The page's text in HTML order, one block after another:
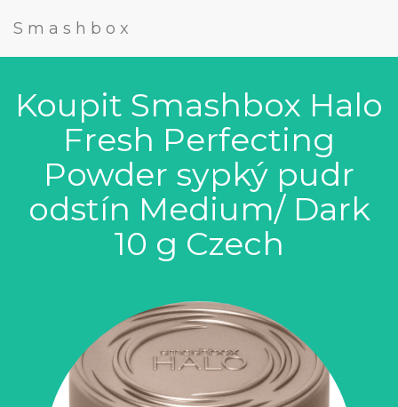
Smashbox
Koupit Smashbox Halo
Fresh Perfecting
Powder sypký pudr
odstín Medium/ Dark
10 g Czech